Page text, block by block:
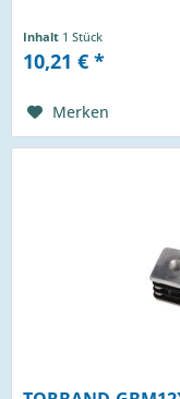
Inhalt 1 Stück
10,21 € *
Merken